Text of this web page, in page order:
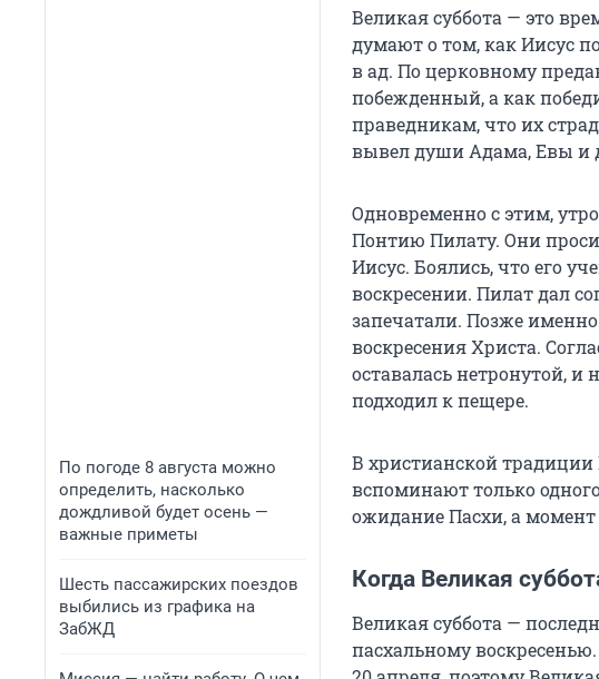
По погоде 8 августа можно
определить, насколько
дождливой будет осень —
важные приметы
Шесть пассажирских поездов
выбились из графика на
ЗабЖД
Великая суббота — это
думают о том, как Иисус
в ад. По церковному
побежденный, а как
праведникам, что их
вывел души Адама, Евы и
Одновременно с этим,
Понтию Пилату. Они
Иисус. Боялись, что его
воскресении. Пилат дал
запечатали. Позже
воскресения Христа.
оставалась нетронутой,
подходил к пещере.
В христианской традиции
вспоминают только
ожидание Пасхи, а
Когда Великая
Великая суббота —
пасхальному